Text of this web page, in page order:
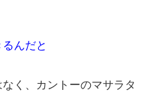
んだと
く、カントーのマサラタ